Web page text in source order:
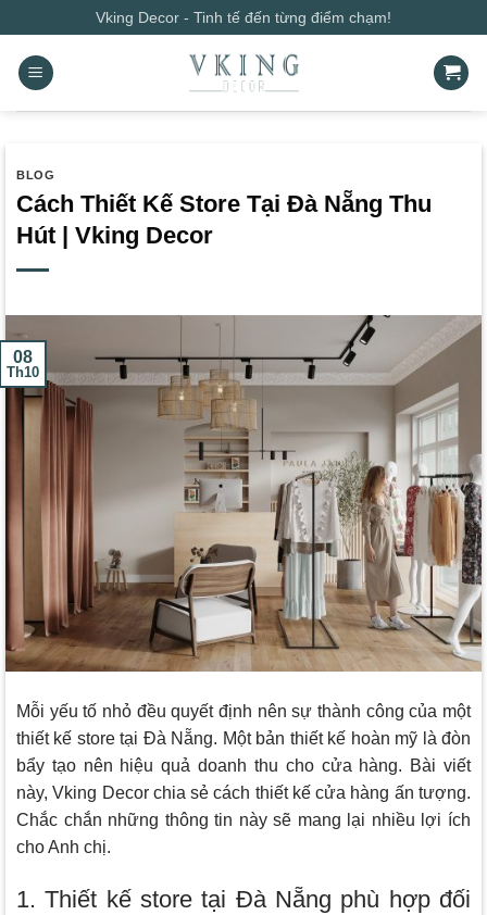
qua
nội
dung
Vking Decor - Tinh tế đến từng điểm chạm!
BLOG
Cách Thiết Kế Store Tại Đà Nẵng Thu
Hút | Vking Decor
08
Th10
Mỗi yếu tố nhỏ đều quyết định nên sự thành công của một
thiết kế store tại Đà Nẵng. Một bản thiết kế hoàn mỹ là đòn
bẩy tạo nên hiệu quả doanh thu cho cửa hàng. Bài viết
này,Vking Decorchia sẻ cách thiết kế cửa hàng ấn tượng.
Chắc chắn những thông tin này sẽ mang lại nhiều lợi ích
cho Anh chị.
1. Thiết kế store tại Đà Nẵng phù hợp đối